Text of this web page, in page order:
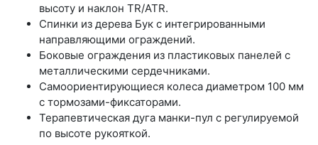
высоту и наклон TR/ATR.
Спинки из дерева Бук с интегрированными
направляющими ограждений.
Боковые ограждения из пластиковых панелей с
металлическими сердечниками.
Самоориентирующиеся колеса диаметром 100 мм
с тормозами-фиксаторами.
Терапевтическая дуга манки-пул с регулируемой
по высоте рукояткой.